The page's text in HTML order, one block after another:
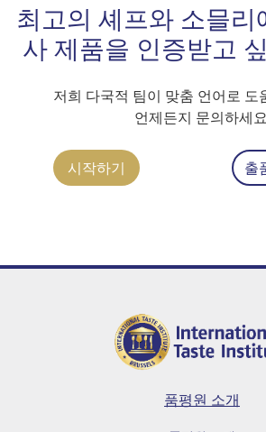
최고의 셰프와 소믈리
사 제품을 인증받고
저희 다국적 팀이 맞춤 언어로 도
언제든지 문의하세
시작하기 출
품평원 소개